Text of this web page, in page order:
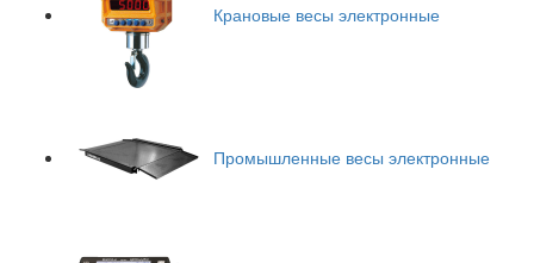
Крановые весы электронные
Промышленные весы электронные